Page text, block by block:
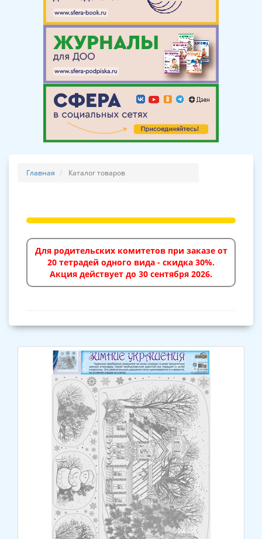
Главная Каталог товаров
Для родительских комитетов при заказе от
20 тетрадей одного вида - скидка 30%.
Акция действует до 30 сентября 2026.